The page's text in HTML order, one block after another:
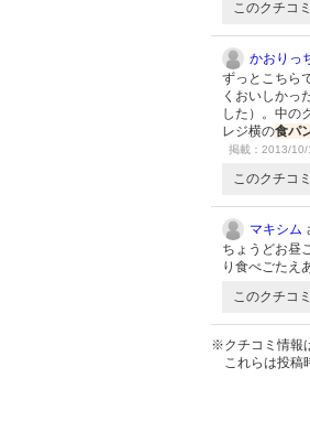
このクチコ
かおりっ
ずっとこちら
くおいしかっ
した）。中の
レジ横の食パ
掲載：2013/10/
このクチコ
マキシム
ちょうどお昼
り食べごたえ
このクチコ
※クチコミ情報
これらは投稿